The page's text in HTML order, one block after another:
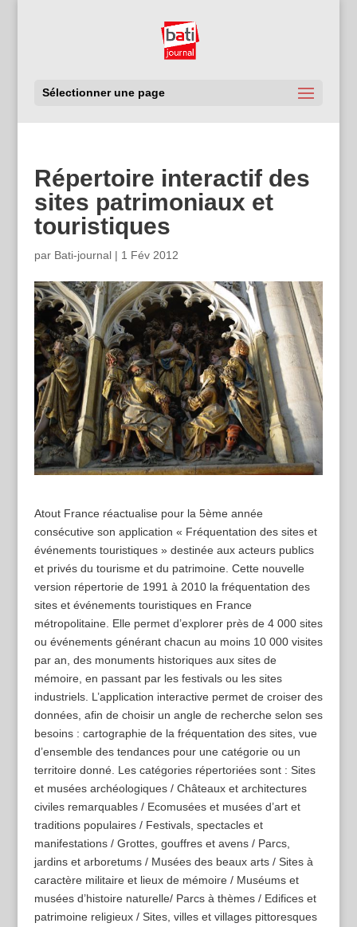
Sélectionner une page
Répertoire interactif des
sites patrimoniaux et
touristiques
par Bati-journal| 1 Fév 2012
Atout France réactualise pour la 5ème année
consécutive son application « Fréquentation des sites et
événements touristiques » destinée aux acteurs publics
et privés du tourisme et du patrimoine. Cette nouvelle
version répertorie de 1991 à 2010 la fréquentation des
sites et événements touristiques en France
métropolitaine. Elle permet d’explorer près de 4 000 sites
ou événements générant chacun au moins 10 000 visites
par an, des monuments historiques aux sites de
mémoire, en passant par les festivals ou les sites
industriels. L’application interactive permet de croiser des
données, afin de choisir un angle de recherche selon ses
besoins : cartographie de la fréquentation des sites, vue
d’ensemble des tendances pour une catégorie ou un
territoire donné. Les catégories répertoriées sont : Sites
et musées archéologiques / Châteaux et architectures
civiles remarquables / Ecomusées et musées d’art et
traditions populaires / Festivals, spectacles et
manifestations / Grottes, gouffres et avens / Parcs,
jardins et arboretums / Musées des beaux arts / Sites à
caractère militaire et lieux de mémoire / Muséums et
musées d’histoire naturelle/ Parcs à thèmes / Edifices et
patrimoine religieux / Sites, villes et villages pittoresques